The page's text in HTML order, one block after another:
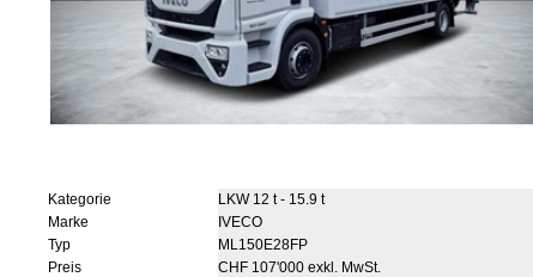
Kategorie
LKW 12 t - 15.9 t
Marke
IVECO
Typ
ML150E28FP
Preis
CHF 107'000 exkl. MwSt.